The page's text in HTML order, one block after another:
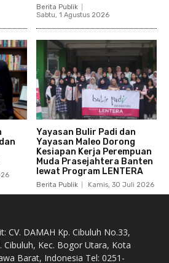
Berita Publik
Sabtu, 1 Agustus 2026
Yayasan Bulir Padi dan
Yayasan Maleo Dorong
Kesiapan Kerja Perempuan
Muda Prasejahtera Banten
lewat Program LENTERA
Berita Publik Kamis, 30 Juli 2026
CV. DAMAH Kp. Cibuluh No.33,
Cibuluh, Kec. Bogor Utara, Kota
Barat, Indonesia Tel: 0251-